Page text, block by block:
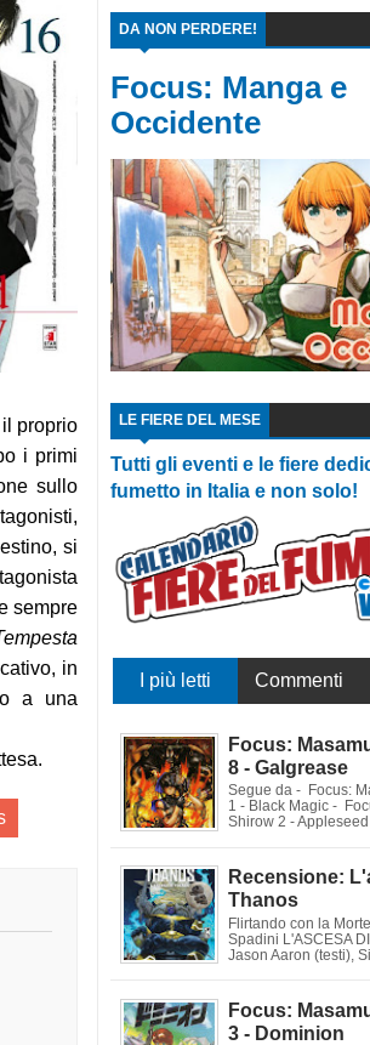
proprio
i primi
sullo
si
sempre
in
a una
DA NON PERDERE!
Focus: Manga e
Occidente
LE FIERE DEL MESE
Tutti gli eventi e le fiere
fumetto in Italia e non solo!
I più letti Commenti
Focus:
8 - Galgrease
Segue da - Focus:
1 - Black Magic -
Shirow 2 - Appleseed
Recensione:
Thanos
Flirtando con la
Spadini L'ASCESA
Jason Aaron (testi),
Focus:
3 - Dominion